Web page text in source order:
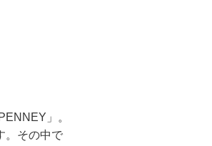
」。
。その中で